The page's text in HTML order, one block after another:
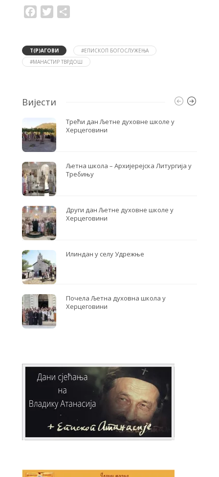
a
o
o
k
T
w
e
r
Т(Р)АГОВИ
#ЕПИСКОП БОГОСЛУЖЕЊА
#МАНАСТИР ТВРДОШ
Вијести
Трећи дан Љетне духовне школе у
Херцеговини
Љетна школа – Архијерејска Литургија у
Требињу
Други дан Љетне духовне школе у
Херцеговини
Илиндан у селу Удрежње
Почела Љетна духовна школа у
Херцеговини